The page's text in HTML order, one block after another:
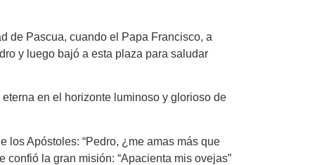
de Pascua, cuando el Papa Francisco, a
y luego bajó a esta plaza para saludar
en el horizonte luminoso y glorioso de
los Apóstoles: “Pedro, ¿me amas más que
confió la gran misión: “Apacienta mis ovejas”